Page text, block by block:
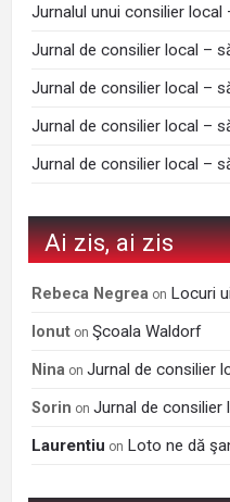
Jurnalul unui consilier local
Jurnal de consilier local –
Jurnal de consilier local –
Jurnal de consilier local –
Jurnal de consilier local –
Ai zis, ai zis
Rebeca Negrea on Locuri
Ionut onŞcoala Waldorf
Nina onJurnal de consilier
Sorin onJurnal de
Laurentiu on Loto ne dă